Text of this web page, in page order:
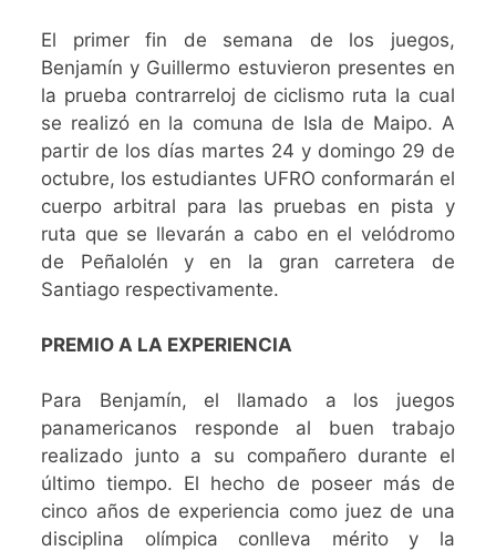
El primer fin de semana de los juegos,
Benjamín y Guillermo estuvieron presentes en
la prueba contrarreloj de ciclismo ruta la cual
se realizó en la comuna de Isla de Maipo. A
partir de los días martes 24 y domingo 29 de
octubre, los estudiantes UFRO conformarán el
cuerpo arbitral para las pruebas en pista y
ruta que se llevarán a cabo en el velódromo
de Peñalolén y en la gran carretera de
Santiago respectivamente.
PREMIO A LA EXPERIENCIA
Para Benjamín, el llamado a los juegos
panamericanos responde al buen trabajo
realizado junto a su compañero durante el
último tiempo. El hecho de poseer más de
cinco años de experiencia como juez de una
disciplina olímpica conlleva mérito y la